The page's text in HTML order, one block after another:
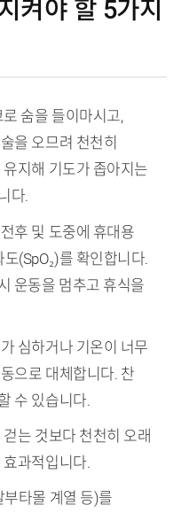
켜야 할 5가지
로 숨을 들이마시고,
을 오므려 천천히
지해 기도가 좁아지는
다.
후 및 도중에 휴대용
(SpO₂)를 확인합니다.
운동을 멈추고 휴식을
심하거나 기온이 너무
으로 대체합니다. 찬
수 있습니다.
걷는 것보다 천천히 오래
과적입니다.
부타몰 계열 등)를